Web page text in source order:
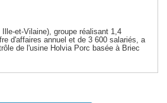
et-Vilaine), groupe réalisant 1,4
d'affaires annuel et de 3 600 salariés, a
de l'usine Holvia Porc basée à Briec